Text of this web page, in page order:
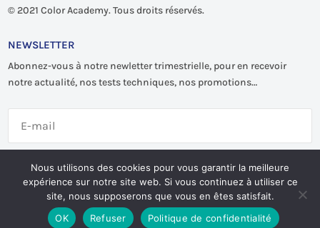
© 2021 Color Academy. Tous droits réservés.
NEWSLETTER
Abonnez-vous à notre newletter trimestrielle, pour en recevoir
notre actualité, nos tests techniques, nos promotions…
S'abonner
Nous utilisons des cookies pour vous garantir la meilleure
expérience sur notre site web. Si vous continuez à utiliser ce
site, nous supposerons que vous en êtes satisfait.
OK
Refuser Politique de confidentialité